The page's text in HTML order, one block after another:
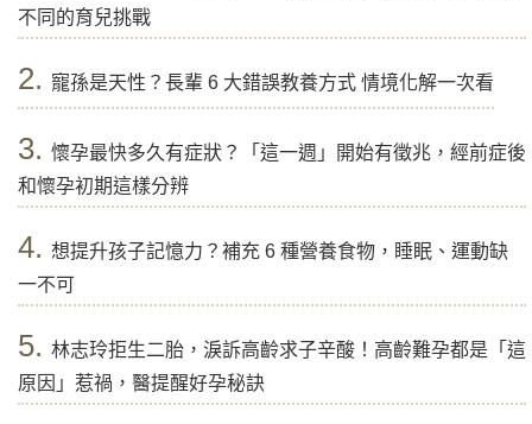
不同的育兒挑戰
2. 寵孫是天性？長輩 6 大錯誤教養方式 情境化解一次看
3. 懷孕最快多久有症狀？「這一週」開始有徵兆，經前症後
和懷孕初期這樣分辨
4. 想提升孩子記憶力？補充 6 種營養食物，睡眠、運動缺
一不可
5. 林志玲拒生二胎，淚訴高齡求子辛酸！高齡難孕都是「這
原因」惹禍，醫提醒好孕秘訣